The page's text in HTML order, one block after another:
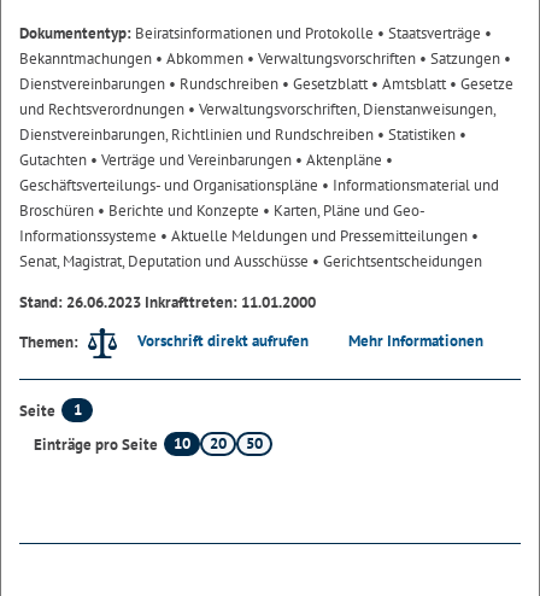
Dokumententyp: Beiratsinformationen und Protokolle • Staatsverträge •
Bekanntmachungen • Abkommen • Verwaltungsvorschriften • Satzungen •
Dienstvereinbarungen • Rundschreiben • Gesetzblatt• Amtsblatt• Gesetze
und Rechtsverordnungen • Verwaltungsvorschriften, Dienstanweisungen,
Dienstvereinbarungen, Richtlinien und Rundschreiben • Statistiken •
Gutachten • Verträge und Vereinbarungen • Aktenpläne •
Geschäftsverteilungs- und Organisationspläne • Informationsmaterial und
Broschüren • Berichte und Konzepte • Karten, Pläne und Geo-
Informationssysteme • Aktuelle Meldungen und Pressemitteilungen •
Senat, Magistrat, Deputation und Ausschüsse • Gerichtsentscheidungen
Stand: 26.06.2023 Inkrafttreten: 11.01.2000
Themen:
Vorschrift direkt aufrufen Mehr Informationen
Seite
1
Einträge pro Seite
10 20 50